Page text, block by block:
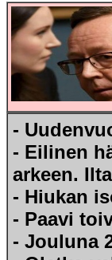
-
- Eilinen
arkeen.
- Hiukan
- Paavi
- Jouluna